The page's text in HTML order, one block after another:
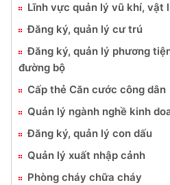
Lĩnh vực quản lý vũ khí, vật
Đăng ký, quản lý cư trú
Đăng ký, quản lý phương
đường bộ
Cấp thẻ Căn cước công dân
Quản lý ngành nghề kinh
Đăng ký, quản lý con dấu
Quản lý xuất nhập cảnh
Phòng cháy chữa cháy